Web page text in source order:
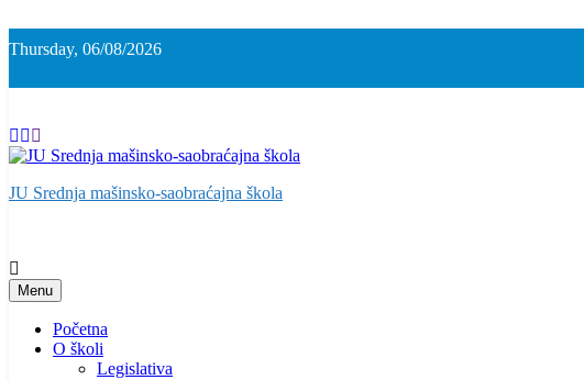
content
Thursday, 06/08/2026
JU Srednja mašinsko-saobraćajna škola
Menu
Početna
O školi
Legislativa